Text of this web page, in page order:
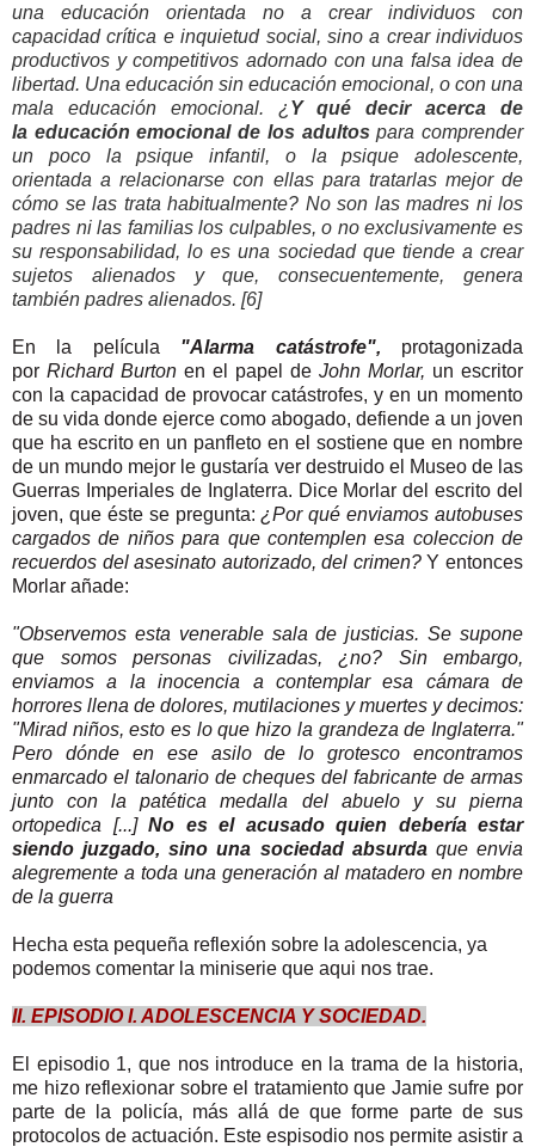
una educación orientada no a crear individuos con
capacidad crítica e inquietud social, sino a crear individuos
productivos y competitivos adornado con una falsa idea de
libertad. Una educación sin educación emocional, o con una
mala educación emocional. ¿ Y qué decir acerca de
la educación emocional de los adultospara comprender
un poco la psique infantil, o la psique adolescente,
orientada a relacionarse con ellas para tratarlas mejor de
cómo se las trata habitualmente? No son las madres ni los
padres ni las familias los culpables, o no exclusivamente es
su responsabilidad, lo es una sociedad que tiende a crear
sujetos alienados y que, consecuentemente, genera
también padres alienados. [6]
En la película "Alarma catástrofe", protagonizada
por Richard Burton en el papel de John Morlar, un escritor
con la capacidad de provocar catástrofes, y en un momento
de su vida donde ejerce como abogado, defiende a un joven
que ha escrito en un panfleto en el sostiene que en nombre
de un mundo mejor le gustaría ver destruido el Museo de las
Guerras Imperiales de Inglaterra. Dice Morlar del escrito del
joven, que éste se pregunta:¿Por qué enviamos autobuses
cargados de niños para que contemplen esa coleccion de
recuerdos del asesinato autorizado, del crimen?Y entonces
Morlar añade:
"Observemos esta venerable sala de justicias. Se supone
que somos personas civilizadas, ¿no? Sin embargo,
enviamos a la inocencia a contemplar esa cámara de
horrores llena de dolores, mutilaciones y muertes y decimos:
"Mirad niños, esto es lo que hizo la grandeza de Inglaterra."
Pero dónde en ese asilo de lo grotesco encontramos
enmarcado el talonario de cheques del fabricante de armas
junto con la patética medalla del abuelo y su pierna
ortopedica [...] No es el acusado quien debería estar
siendo juzgado, sino una sociedad absurdaque envia
alegremente a toda una generación al matadero en nombre
de la guerra
Hecha esta pequeña reflexión sobre la adolescencia, ya
podemos comentar la miniserie que aqui nos trae.
II. EPISODIO I. ADOLESCENCIA Y SOCIEDAD.
El episodio 1, que nos introduce en la trama de la historia,
me hizo reflexionar sobre el tratamiento que Jamie sufre por
parte de la policía, más allá de que forme parte de sus
protocolos de actuación. Este espisodio nos permite asistir a